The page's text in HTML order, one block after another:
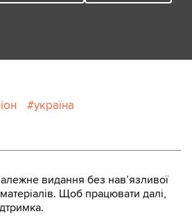
україна
видання без навʼязливої
Щоб працювати далі,